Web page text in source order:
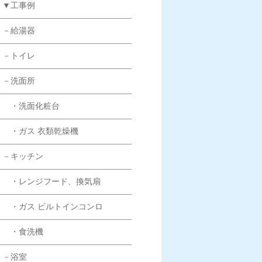
▼工事例
－給湯器
－トイレ
－洗面所
・洗面化粧台
・ガス 衣類乾燥機
－キッチン
・レンジフード、換気扇
・ガス ビルトインコンロ
・食洗機
－浴室